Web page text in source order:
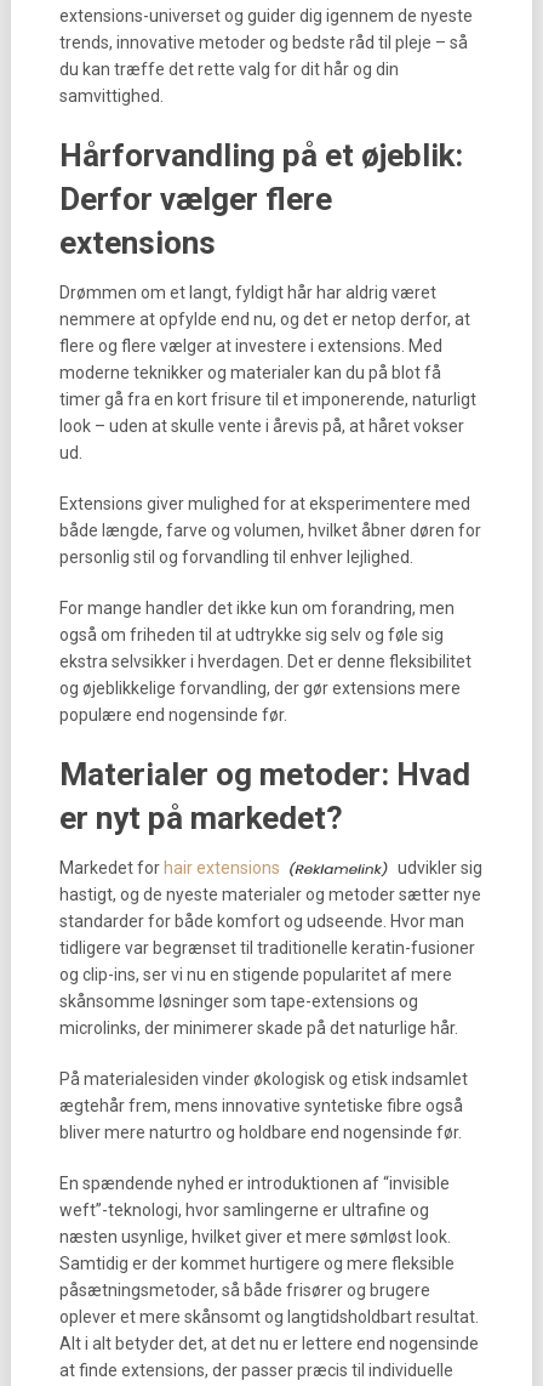
extensions-universet og guider dig igennem de nyeste
trends, innovative metoder og bedste råd til pleje – så
du kan træffe det rette valg for dit hår og din
samvittighed.
Hårforvandling på et øjeblik:
Derfor vælger flere
extensions
Drømmen om et langt, fyldigt hår har aldrig været
nemmere at opfylde end nu, og det er netop derfor, at
flere og flere vælger at investere i extensions. Med
moderne teknikker og materialer kan du på blot få
timer gå fra en kort frisure til et imponerende, naturligt
look – uden at skulle vente i årevis på, at håret vokser
ud.
Extensions giver mulighed for at eksperimentere med
både længde, farve og volumen, hvilket åbner døren for
personlig stil og forvandling til enhver lejlighed.
For mange handler det ikke kun om forandring, men
også om friheden til at udtrykke sig selv og føle sig
ekstra selvsikker i hverdagen. Det er denne fleksibilitet
og øjeblikkelige forvandling, der gør extensions mere
populære end nogensinde før.
Materialer og metoder: Hvad
er nyt på markedet?
Markedet for hair extensions
udvikler sig
hastigt, og de nyeste materialer og metoder sætter nye
standarder for både komfort og udseende. Hvor man
tidligere var begrænset til traditionelle keratin-fusioner
og clip-ins, ser vi nu en stigende popularitet af mere
skånsomme løsninger som tape-extensions og
microlinks, der minimerer skade på det naturlige hår.
På materialesiden vinder økologisk og etisk indsamlet
ægtehår frem, mens innovative syntetiske fibre også
bliver mere naturtro og holdbare end nogensinde før.
En spændende nyhed er introduktionen af “invisible
weft”-teknologi, hvor samlingerne er ultrafine og
næsten usynlige, hvilket giver et mere sømløst look.
Samtidig er der kommet hurtigere og mere fleksible
påsætningsmetoder, så både frisører og brugere
oplever et mere skånsomt og langtidsholdbart resultat.
Alt i alt betyder det, at det nu er lettere end nogensinde
at finde extensions, der passer præcis til individuelle